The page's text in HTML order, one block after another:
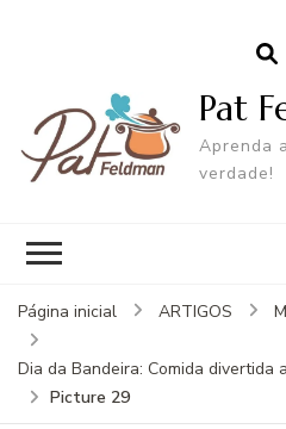
Pat
Aprenda
verdade!
Página inicial ARTIGOS
Dia da Bandeira: Comida divertida
Picture 29